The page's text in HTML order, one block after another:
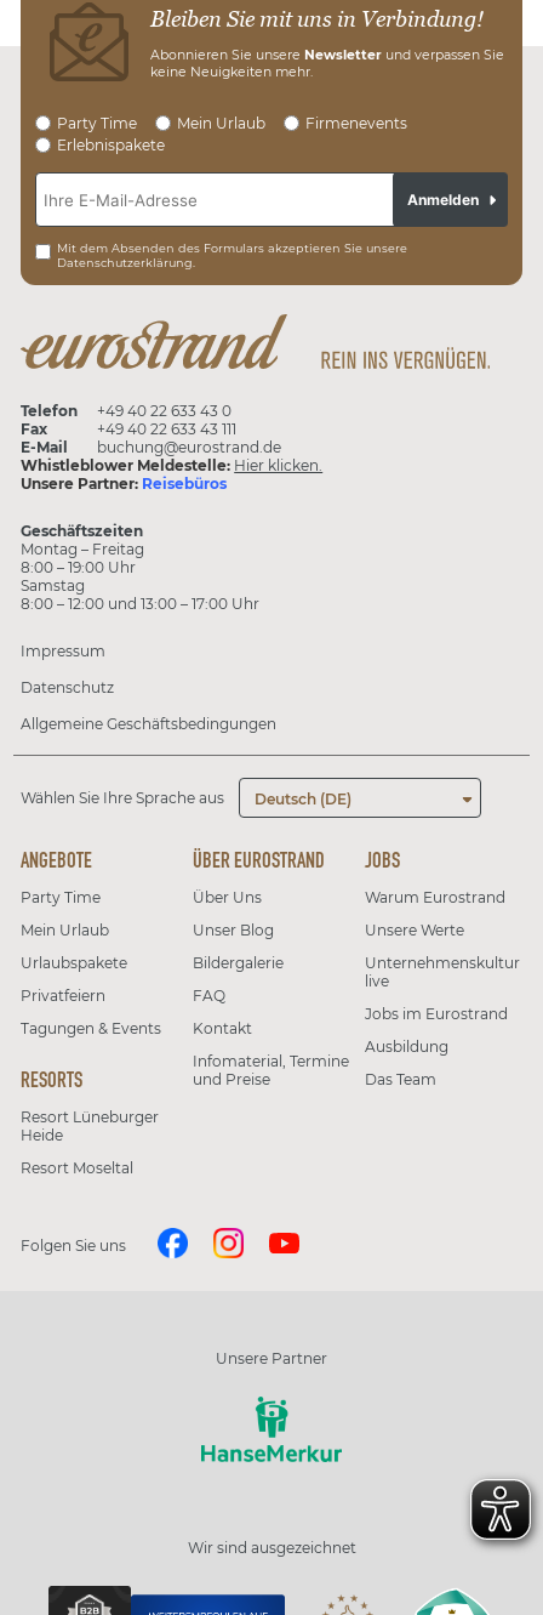
Bleiben Sie mit uns in Verbindung!
Abonnieren Sie unsere Newsletter und verpassen Sie
keine Neuigkeiten mehr.
Party Time Mein Urlaub
Firmenevents
Erlebnispakete
Mit dem Absenden des Formulars akzeptieren Sie unsere
Datenschutzerklärung.
Anmelden
Telefon
+49 40 22 633 43 0
Fax
+49 40 22 633 43 111
E-Mail
buchung@eurostrand.de
Whistleblower Meldestelle: Hier klicken.
Unsere Partner: Reisebüros
Geschäftszeiten
Montag – Freitag
8:00 – 19:00 Uhr
Samstag
8:00 – 12:00 und 13:00 – 17:00 Uhr
Impressum
Datenschutz
Allgemeine Geschäftsbedingungen
Wählen Sie Ihre Sprache aus Deutsch (DE)
ANGEBOTE
Party Time
Mein Urlaub
Urlaubspakete
Privatfeiern
Tagungen & Events
RESORTS
Resort Lüneburger
Heide
Resort Moseltal
ÜBER EUROSTRAND
Über Uns
Unser Blog
Bildergalerie
FAQ
Kontakt
Infomaterial, Termine
und Preise
JOBS
Warum Eurostrand
Unsere Werte
Unternehmenskultur
live
Jobs im Eurostrand
Ausbildung
Das Team
Folgen Sie uns
Unsere Partner
Wir sind ausgezeichnet